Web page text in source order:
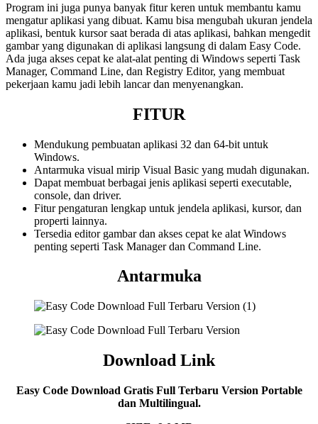
Program ini juga punya banyak fitur keren untuk membantu kamu
mengatur aplikasi yang dibuat. Kamu bisa mengubah ukuran jendela
aplikasi, bentuk kursor saat berada di atas aplikasi, bahkan mengedit
gambar yang digunakan di aplikasi langsung di dalam Easy Code.
Ada juga akses cepat ke alat-alat penting di Windows seperti Task
Manager, Command Line, dan Registry Editor, yang membuat
pekerjaan kamu jadi lebih lancar dan menyenangkan.
FITUR
Mendukung pembuatan aplikasi 32 dan 64-bit untuk
Windows.
Antarmuka visual mirip Visual Basic yang mudah digunakan.
Dapat membuat berbagai jenis aplikasi seperti executable,
console, dan driver.
Fitur pengaturan lengkap untuk jendela aplikasi, kursor, dan
properti lainnya.
Tersedia editor gambar dan akses cepat ke alat Windows
penting seperti Task Manager dan Command Line.
Antarmuka
Download Link
Easy Code Download Gratis Full Terbaru Version Portable
dan Multilingual.